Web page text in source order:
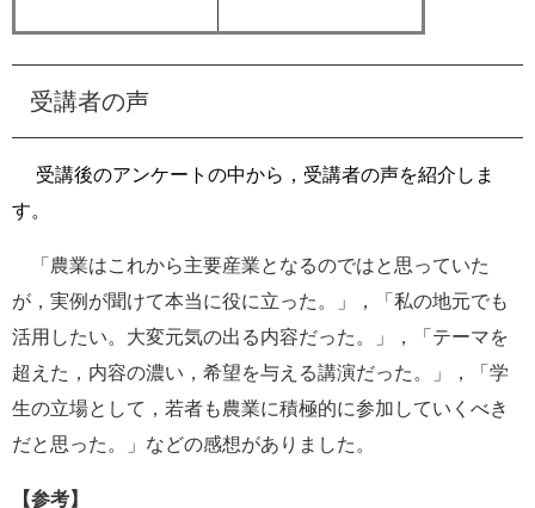
受講者の声
受講後のアンケートの中から，受講者の声を紹介しま
す。
「農業はこれから主要産業となるのではと思っていた
が，実例が聞けて本当に役に立った。」，「私の地元でも
活用したい。大変元気の出る内容だった。」，「テーマを
超えた，内容の濃い，希望を与える講演だった。」，「学
生の立場として，若者も農業に積極的に参加していくべき
だと思った。」などの感想がありました。
【参考】